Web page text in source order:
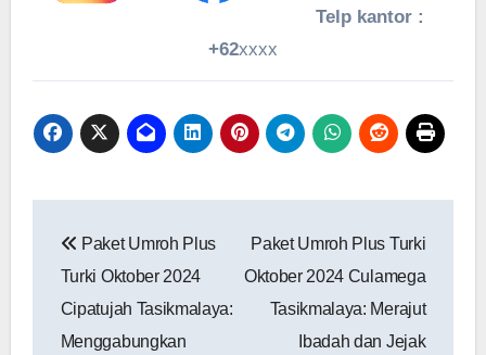
Telp kantor :
+62xxxx
pos
Paket Umroh Plus
Turki Oktober 2024
Cipatujah Tasikmalaya:
Menggabungkan
Paket Umroh Plus Turki
Oktober 2024 Culamega
Tasikmalaya: Merajut
Ibadah dan Jejak